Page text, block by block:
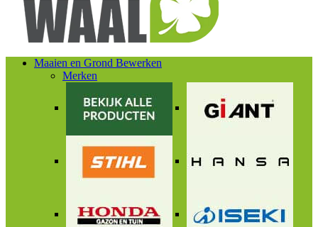
Maaien en Grond Bewerken
Merken